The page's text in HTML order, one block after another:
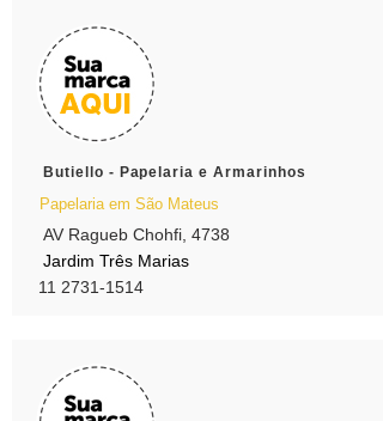
Butiello - Papelaria e Armarinhos
Papelaria em São Mateus
AV Ragueb Chohfi, 4738
Jardim Três Marias
11 2731-1514